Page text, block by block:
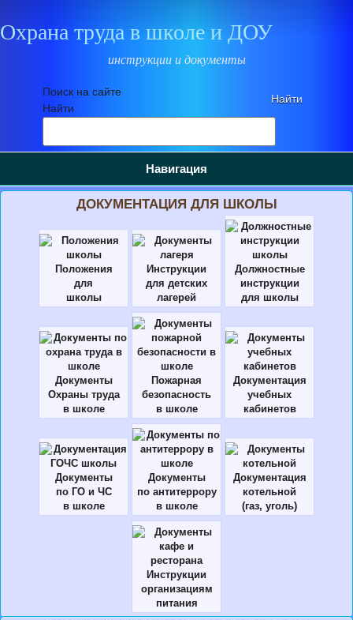
Охрана труда в школе и ДОУ
инструкции и документы
Поиск на сайте
Найти
Навигация
ДОКУМЕНТАЦИЯ ДЛЯ ШКОЛЫ
Положения
для
школы
Инструкции
для детских
лагерей
Должностные
инструкции
для школы
Документы
Охраны труда
в школе
Пожарная
безопасность
в школе
Документация
учебных
кабинетов
Документы
по ГО и ЧС
в школе
Документы
по антитеррору
в школе
Документация
котельной
(газ, уголь)
Инструкции
организациям
питания